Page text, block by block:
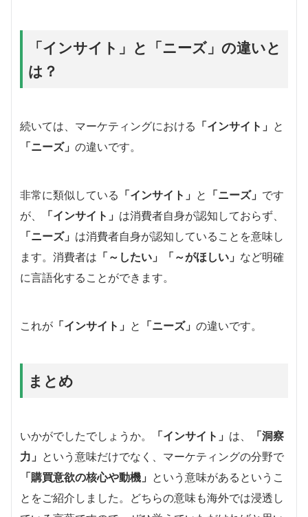
「インサイト」と「ニーズ」の違いと
は？
続いては、マーケティングにおける 「インサイト」 と
「ニーズ」 の違いです。
非常に類似している 「インサイト」 と 「ニーズ」 です
が、
「インサイト」 は消費者自身が認知しておらず、
「ニーズ」 は消費者自身が認知していることを意味し
ます。消費者は 「～したい」「～がほしい」 など明確
に言語化することができます。
これが 「インサイト」 と 「ニーズ」 の違いです。
まとめ
いかがでしたでしょうか。 「インサイト」 は、
「洞察
力」 という意味だけでなく、マーケティングの分野で
「購買意欲の核心や動機」 という意味があるというこ
とをご紹介しました。どちらの意味も海外では浸透し